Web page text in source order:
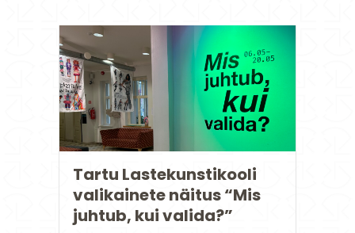
Tartu Lastekunstikooli
valikainete näitus “Mis
juhtub, kui valida?”